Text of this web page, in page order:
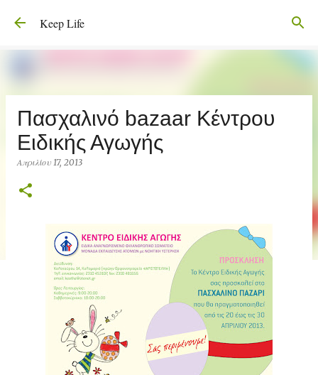
Μετάβαση στο κύριο περιεχόμενο
Keep Life
Πασχαλινό bazaar Κέντρου
Ειδικής Αγωγής
Απριλίου 17, 2013